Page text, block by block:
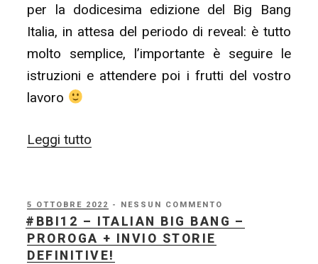
per la dodicesima edizione del Big Bang
Italia, in attesa del periodo di reveal: è tutto
molto semplice, l’importante è seguire le
istruzioni e attendere poi i frutti del vostro
lavoro
Leggi tutto
Big
Bang
12
PUBBLICATO
IL
5 OTTOBRE 2022 - NESSUN COMMENTO
#BBI12 – ITALIAN BIG BANG –
PROROGA + INVIO STORIE
DEFINITIVE!